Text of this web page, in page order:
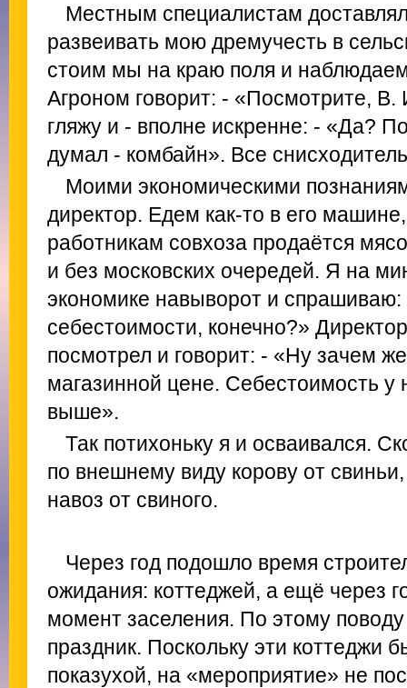
Местным специалистам
развеивать мою дремучесть в
стоим мы на краю поля и
Агроном говорит: - «Посмотрите, В.
гляжу и - вполне искренне: - «Да?
думал - комбайн». Все
Моими экономическими
директор. Едем как-то в его
работникам совхоза продаётся
и без московских очередей. Я на
экономике навыворот и
себестоимости, конечно?»
посмотрел и говорит: - «Ну зачем
магазинной цене. Себестоимость у
выше».
Так потихоньку я и осваивался.
по внешнему виду корову от
навоз от свиного.
Через год подошло время
ожидания: коттеджей, а ещё через
момент заселения. По этому
праздник. Поскольку эти коттеджи
показухой, на «мероприятие» не